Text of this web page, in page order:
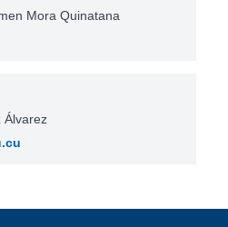
Mora Quinatana
Álvarez